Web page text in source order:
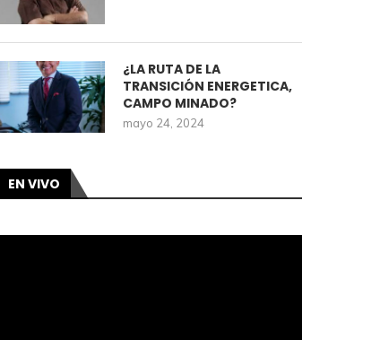
¿LA RUTA DE LA
TRANSICIÓN ENERGETICA,
CAMPO MINADO?
mayo 24, 2024
EN VIVO